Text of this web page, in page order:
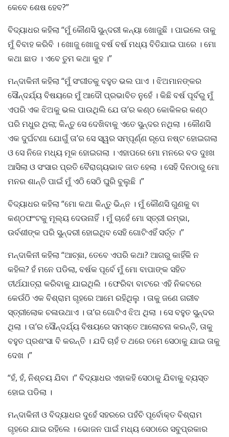
କେବେ ଶେଷ ହେବ?”
ବିଦ୍ୟାଧର କହିଲା “ମୁଁ କୌଣସି ସୁନ୍ଦରୀ କନ୍ୟା ଖୋଜୁଛି । ପାଇଲେ ତାକୁ
ମୁଁ ବିବାହ କରିବି । ଖୋଜୁ ଖୋଜୁ ବର୍ଷ ବର୍ଷ ମଧ୍ୟ ବିତିଯାଇ ପାରେ । ମୋ
କଥା ଛାଡ । ଏବେ ତୁମ କଥା କୁହ ।”
ମନ୍ଦାକିନୀ କହିଲା “ମୁଁ ସଂଗୀତକୁ ବହୁତ ଭଲ ପାଏ । ଝିଅମାନଙ୍କର
ସୌନ୍ଦର୍ଯ୍ୟ ବିଷୟରେ ମୁଁ ଆଦୌ ପ୍ରଭାବିତ ନୁହେଁ । କିଛି ବର୍ଷ ପୂର୍ବରୁ ମୁଁ
ଏପରି ଏକ ଝିଅକୁ ଭଲ ପାଉଥିଲି ଯେ ତା’ର କଣ୍ଠ କୋକିଳର କଣ୍ଠ
ପରି ମଧୁର ଥିଲା; କିନ୍ତୁ ସେ ଦେଖିବାକୁ ଏତେ ସୁନ୍ଦର ନଥିଲା । କୌଣସି
ଏକ ଦୁର୍ଘଟଣା ଯୋଗୁଁ ତା’ର ସେ ସ୍ୱର ସମ୍ପୂର୍ଣ୍ଣ ରୂପେ ନଷ୍ଟ ହୋଇଗଲା
ଓ ସେ ନିଜେ ମଧ୍ୟ ମୂକ ହୋଇଗଲା । ଏହାପରେ ମୋ ମନରେ ବଡ ଦୁଃଖ
ଆସିଲା ଓ ସଂସାର ପ୍ରତି ବୈରାଗ୍ୟଭାବ ଜାତ ହେଲା । ସେହି ଦିନଠାରୁ ମୋ
ମନର ଶାନ୍ତି ପାଇଁ ମୁଁ ଏଠି ସେଠି ଘୁରି ବୁଲୁଛି ।”
ବିଦ୍ୟାଧର କହିଲା “ମୋ କଥା କିନ୍ତୁ ଭିନ୍ନ । ମୁଁ କୌଣସି ଗୁଣକୁ ବା
କଣ୍ଠଫଂଟକୁ ମୂଲ୍ୟ ଦେଉନାହିଁ । ମୁଁ ଚାହେଁ ମୋ ସ୍ତ୍ରୀ ରମ୍ଭା,
ଉର୍ବଶୀଙ୍କ ପରି ସୁନ୍ଦରୀ ହୋଇଥିବ ସେହି ଗୋଟିଏହିଁ ସର୍ତ୍ତ ।”
ମନ୍ଦାକିନୀ କହିଲା “ଆଚ୍ଛା, ତେବେ ଏପରି କଥା? ଆଗରୁ କାହିଁକି ନ
କହିଲ? ହଁ ମନେ ପଡିଲା, ବର୍ଷକ ପୂର୍ବେ ମୁଁ ମୋ ବାପାଙ୍କ ସହିତ
ତୀର୍ଥଯାତ୍ରା କରିବାକୁ ଯାଇଥିଲି । ଫେରିବା ବାଟରେ ଏହି ନିକଟରେ
କେଉଁଠି ଏକ ବିଶ୍ରାମ ଗୃହରେ ଆମେ ରହିଥିଲୁ । ତାକୁ ଜଣେ ଗରୀବ
ସ୍ତ୍ରୀଲୋକ ଚଳାଉଥାଏ । ତା’ର ଗୋଟିଏ ଝିଅ ଥିଲା । ସେ ବହୁତ ସୁନ୍ଦର
ଥିଲା । ତା’ର ସୌନ୍ଦର୍ଯ୍ୟ ବିଷୟରେ ସମସ୍ତେ ଆଲୋଚନା କରନ୍ତି, ତାକୁ
ବହୁତ ପ୍ରଶଂସା ବି କରନ୍ତି । ଯଦି ଚାହଁ ତ ଥରେ ତମେ ସେଠାକୁ ଯାଇ ତାକୁ
ଦେଖ ।”
“ହଁ, ହଁ, ନିଶ୍ଚୟ ଯିବା ।” ବିଦ୍ୟାଧର ଏହାକହି ସେଠାକୁ ଯିବାକୁ ବ୍ୟସ୍ତ
ହୋଇ ପଡିଲା ।
ମନ୍ଦାକିନୀ ଓ ବିଦ୍ୟାଧର ଦୁହେଁ ସହରରେ ପହଁଚି ପୂର୍ବୋକ୍ତ ବିଶ୍ରାମ
ଗୃହରେ ଯାଇ ରହିଲେ । ଭୋଜନ ପାଇଁ ମଧ୍ୟ ସେଠାରେ ସବୁପ୍ରକାର